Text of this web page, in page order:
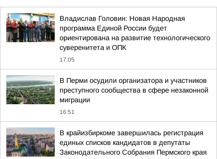
Владислав Головин: Новая Народная
программа Единой России будет
ориентирована на развитие технологического
суверенитета и ОПК
17:05
В Перми осудили организатора и участников
преступного сообщества в сфере незаконной
миграции
16:51
В крайизбиркоме завершилась регистрация
единых списков кандидатов в депутаты
Законодательного Собрания Пермского края